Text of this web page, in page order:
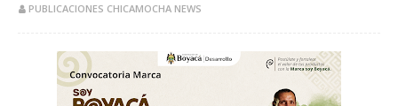
PUBLICACIONES CHICAMOCHA NEWS